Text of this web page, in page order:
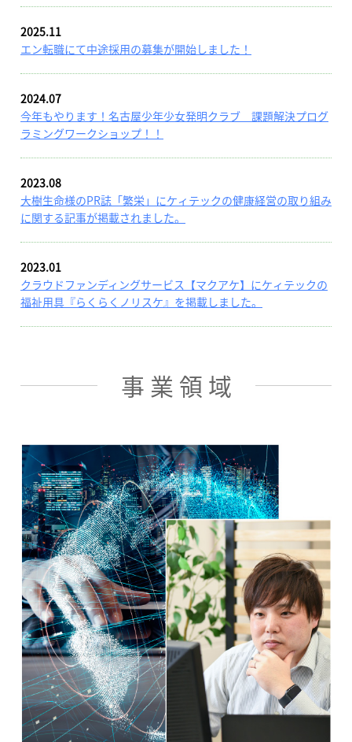
2025.11
エン転職にて中途採用の募集が開始しました！
2024.07
今年もやります！名古屋少年少女発明クラブ 課題解決プログ
ラミングワークショップ！！
2023.08
大樹生命様のPR誌「繁栄」にケィテックの健康経営の取り組み
に関する記事が掲載されました。
2023.01
クラウドファンディングサービス【マクアケ】にケィテックの
福祉用具『らくらくノリスケ』を掲載しました。
事 業 領 域